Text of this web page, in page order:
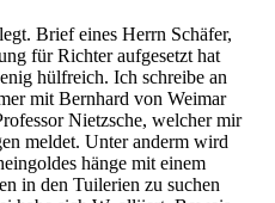
Brief eines Herrn Schäfer,
für Richter aufgesetzt hat
hülfreich. Ich schreibe an
mit Bernhard von Weimar
Nietzsche, welcher mir
meldet. Unter anderm wird
hänge mit einem
in den Tuilerien zu suchen